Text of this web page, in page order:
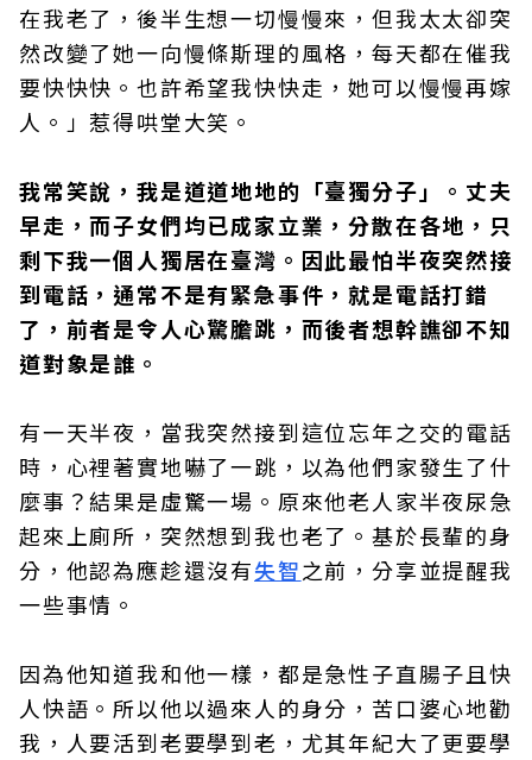
在我老了，後半生想一切慢慢來，但我太太卻突
然改變了她一向慢條斯理的風格，每天都在催我
要快快快。也許希望我快快走，她可以慢慢再嫁
人。」惹得哄堂大笑。
我常笑說，我是道道地地的「臺獨分子」。丈夫
早走，而子女們均已成家立業，分散在各地，只
剩下我一個人獨居在臺灣。因此最怕半夜突然接
到電話，通常不是有緊急事件，就是電話打錯
了，前者是令人心驚膽跳，而後者想幹譙卻不知
道對象是誰。
有一天半夜，當我突然接到這位忘年之交的電話
時，心裡著實地嚇了一跳，以為他們家發生了什
麼事？結果是虛驚一場。原來他老人家半夜尿急
起來上廁所，突然想到我也老了。基於長輩的身
分，他認為應趁還沒有失智之前，分享並提醒我
一些事情。
因為他知道我和他一樣，都是急性子直腸子且快
人快語。所以他以過來人的身分，苦口婆心地勸
我，人要活到老要學到老，尤其年紀大了更要學